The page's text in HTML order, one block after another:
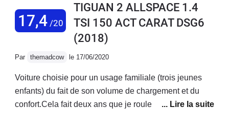
matériaux, c'est allemand mais ça n'est pas Audi non
plus. Au niveau de l'électronique, de l'ordinateur de
bord et de la connectivité, il n'y a rien à dire. Le
systèmes d'aide à la conduite, bon, on aime ou pas.
Mais ça fonctionne plutôt bien, même si de temps à
autre, la voiture pile lors d'une manœuvre. Ou pour
17,4/20
TIGUAN 2 ALLSPACE 1.4
TSI 150 ACT CARAT DSG6
(2018)
Par themadcow le 17/06/2020
Voiture choisie pour un usage familiale (trois jeunes
enfants) du fait de son volume de chargement et du
confort.Cela fait deux ans que je roule avec et je suis